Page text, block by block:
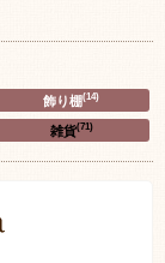
飾り棚(14)
雑貨(71)